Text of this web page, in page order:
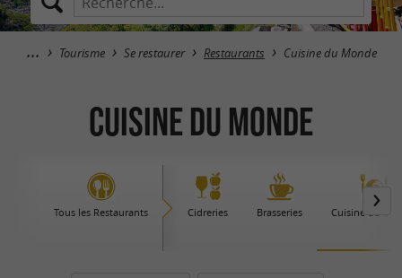
Tourisme Se restaurer Restaurants Cuisine du Monde
Cuisine du Monde
Tous les Restaurants Cidreries Brasseries Cuisine du